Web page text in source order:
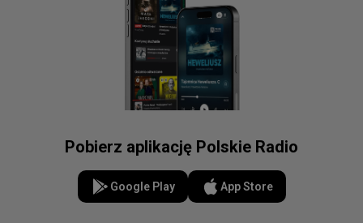
Pobierz aplikację Polskie Radio
Google Play App Store